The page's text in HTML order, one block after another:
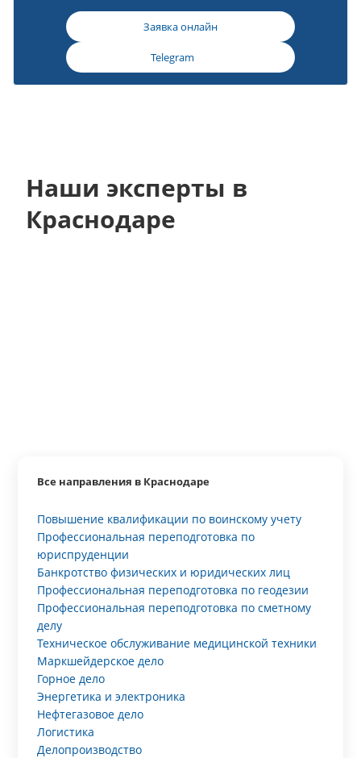
Заявка онлайн
Telegram
Наши эксперты в
Краснодаре
Все направления в Краснодаре
Повышение квалификации по воинскому учету
Профессиональная переподготовка по
юриспруденции
Банкротство физических и юридических лиц
Профессиональная переподготовка по геодезии
Профессиональная переподготовка по сметному
делу
Техническое обслуживание медицинской техники
Маркшейдерское дело
Горное дело
Энергетика и электроника
Нефтегазовое дело
Логистика
Делопроизводство